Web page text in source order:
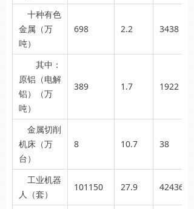
十种有色
金属（万
吨）
698 2.2 3438
其中：
原铝（电解
铝）（万
吨）
389 1.7 1922
金属切削
机床（万
台）
8 10.7 38
工业机器
人（套）
101150 27.9 424368